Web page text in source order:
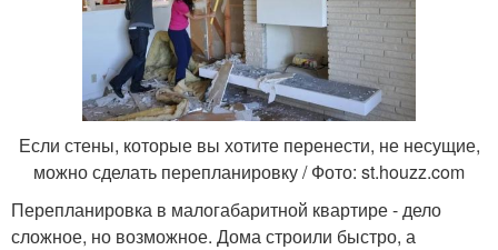
Если стены, которые вы хотите перенести, не несущие,
можно сделать перепланировку / Фото: st.houzz.com
Перепланировка в малогабаритной квартире - дело
сложное, но возможное. Дома строили быстро, а